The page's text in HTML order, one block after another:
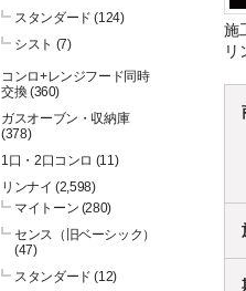
スタンダード (124)
シスト (7)
コンロ+レンジフード同時
交換 (360)
ガスオーブン・収納庫
(378)
1口・2口コンロ (11)
リンナイ (2,598)
マイトーン (280)
センス（旧ベーシック）
(47)
スタンダード (12)
施
リ